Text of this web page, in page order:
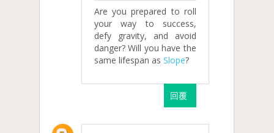
Are you prepared to roll
your way to success,
defy gravity, and avoid
danger? Will you have the
same lifespan as Slope?
回覆